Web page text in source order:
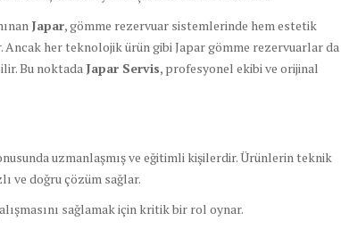
Japar, gömme rezervuar sistemlerinde hem estetik
Ancak her teknolojik ürün gibi Japar gömme rezervuarlar da
Bu noktada Japar Servis, profesyonel ekibi ve orijinal
uzmanlaşmış ve eğitimli kişilerdir. Ürünlerin teknik
ve doğru çözüm sağlar.
sağlamak için kritik bir rol oynar.